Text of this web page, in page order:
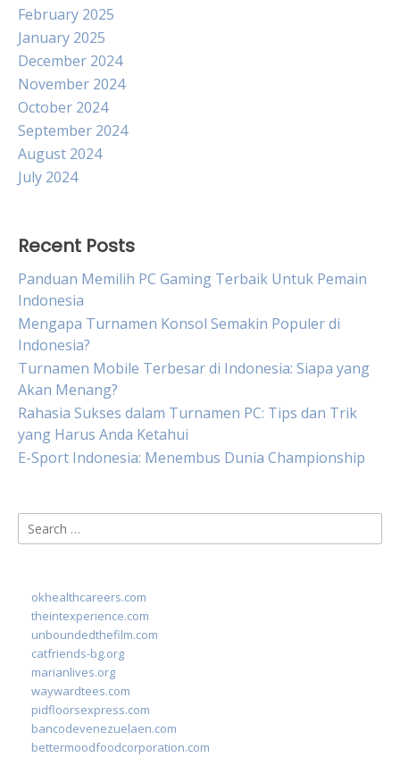
February 2025
January 2025
December 2024
November 2024
October 2024
September 2024
August 2024
July 2024
Recent Posts
Panduan Memilih PC Gaming Terbaik Untuk Pemain
Indonesia
Mengapa Turnamen Konsol Semakin Populer di
Indonesia?
Turnamen Mobile Terbesar di Indonesia: Siapa yang
Akan Menang?
Rahasia Sukses dalam Turnamen PC: Tips dan Trik
yang Harus Anda Ketahui
E-Sport Indonesia: Menembus Dunia Championship
Search
for:
okhealthcareers.com
theintexperience.com
unboundedthefilm.com
catfriends-bg.org
marianlives.org
waywardtees.com
pidfloorsexpress.com
bancodevenezuelaen.com
bettermoodfoodcorporation.com